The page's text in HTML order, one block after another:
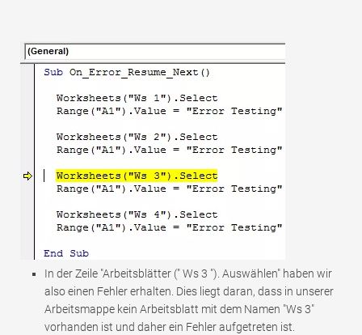
In der Zeile "Arbeitsblätter (" Ws 3 "). Auswählen" haben wir
also einen Fehler erhalten. Dies liegt daran, dass in unserer
Arbeitsmappe kein Arbeitsblatt mit dem Namen "Ws 3"
vorhanden ist und daher ein Fehler aufgetreten ist.